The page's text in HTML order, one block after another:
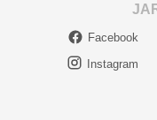
Facebook
Instagram